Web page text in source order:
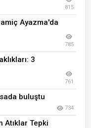
815
Ayazma'da
785
3
761
buluştu
734
Atıklar Tepki